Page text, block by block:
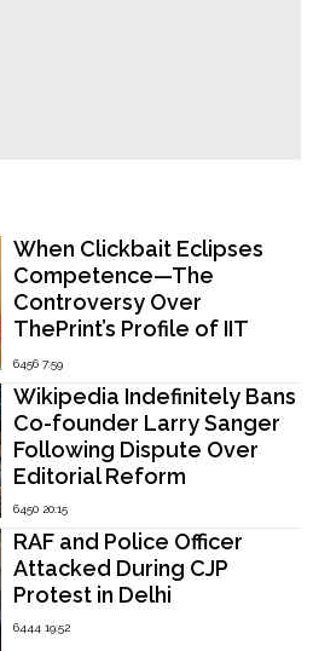
When Clickbait Eclipses
Competence—The
Controversy Over
ThePrint’s Profile of IIT
Madras Director V.
Kamakoti
6456 7:59
Wikipedia Indefinitely Bans
Co-founder Larry Sanger
Following Dispute Over
Editorial Reform
6450 20:15
RAF and Police Officer
Attacked During CJP
Protest in Delhi
6444 19:52